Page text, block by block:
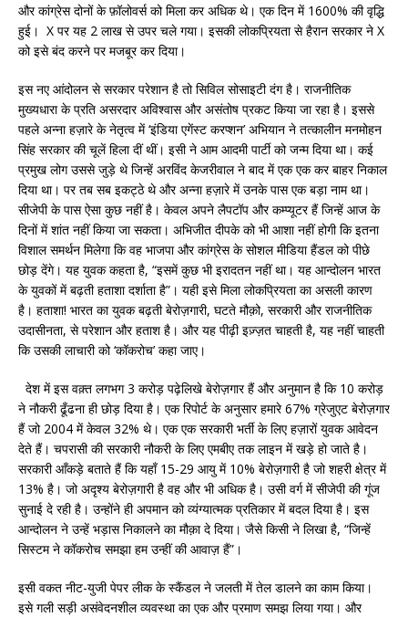
और कांग्रेस दोनों के फ़ॉलोवर्स को मिला कर अधिक थे। एक दिन में 1600% की वृद्धि
हुई। X पर यह 2 लाख से उपर चले गया। इसकी लोकप्रियता से हैरान सरकार ने X
को इसे बंद करने पर मजबूर कर दिया।
इस नए आंदोलन से सरकार परेशान है तो सिविल सोसाइटी दंग है। राजनीतिक
मुख्यधारा के प्रति असरदार अविश्वास और असंतोष प्रकट किया जा रहा है। इससे
पहले अन्ना हज़ारे के नेतृत्व में ‘इंडिया एगेंस्ट करप्शन’ अभियान ने तत्कालीन मनमोहन
सिंह सरकार की चूलें हिला दीं थीं। इसी ने आम आदमी पार्टी को जन्म दिया था। कई
प्रमुख लोग उससे जुड़े थे जिन्हें अरविंद केजरीवाल ने बाद में एक एक कर बाहर निकाल
दिया था। पर तब सब इकट्ठे थे और अन्ना हज़ारे में उनके पास एक बड़ा नाम था।
सीजेपी के पास ऐसा कुछ नहीं है। केवल अपने लैपटॉप और कम्प्यूटर हैं जिन्हें आज के
दिनों में शांत नहीं किया जा सकता। अभिजीत दीपके को भी आशा नहीं होगी कि इतना
विशाल समर्थन मिलेगा कि वह भाजपा और कांग्रेस के सोशल मीडिया हैंडल को पीछे
छोड़ देंगे। यह युवक कहता है, “इसमें कुछ भी इरादतन नहीं था। यह आन्दोलन भारत
के युवकों में बढ़ती हताशा दर्शाता है”। यही इसे मिला लोकप्रियता का असली कारण
है। हताशा! भारत का युवक बढ़ती बेरोज़गारी, घटते मौक़ो, सरकारी और राजनीतिक
उदासीनता, से परेशान और हताश है। और यह पीढ़ी इज़्ज़त चाहती है, यह नहीं चाहती
कि उसकी लाचारी को ‘कॉकरोच’ कहा जाए।
देश में इस वक़्त लगभग 3 करोड़ पढ़ेलिखे बेरोज़गार हैं और अनुमान है कि 10 करोड़
ने नौकरी ढूँढना ही छोड़ दिया है। एक रिपोर्ट के अनुसार हमारे 67% ग्रेजुएट बेरोज़गार
हैं जो 2004 में केवल 32% थे। एक एक सरकारी भर्ती के लिए हज़ारों युवक आवेदन
देते हैं। चपरासी की सरकारी नौकरी के लिए एमबीए तक लाइन में खड़े हो जाते है।
सरकारी आँकड़े बताते हैं कि यहाँ 15-29 आयु में 10% बेरोज़गारी है जो शहरी क्षेत्र में
13% है। जो अदृश्य बेरोज़गारी है वह और भी अधिक है। उसी वर्ग में सीजेपी की गूंज
सुनाई दे रही है। उन्होंने ही अपमान को व्यंग्यात्मक प्रतिकार में बदल दिया है। इस
आन्दोलन ने उन्हें भड़ास निकालने का मौक़ा दे दिया। जैसे किसी ने लिखा है, “जिन्हें
सिस्टम ने कॉकरोच समझा हम उन्हीं की आवाज़ हैं”।
इसी वकत नीट-युजी पेपर लीक के स्कैंडल ने जलती में तेल डालने का काम किया।
इसे गली सड़ी असंवेदनशील व्यवस्था का एक और प्रमाण समझ लिया गया। और